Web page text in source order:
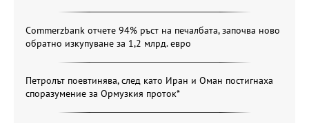
Commerzbank отчете 94% ръст на печалбата, започва ново
обратно изкупуване за 1,2 млрд. евро
Петролът поевтинява, след като Иран и Оман постигнаха
споразумение за Ормузкия проток*